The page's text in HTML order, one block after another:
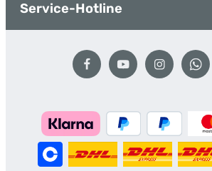
Service-Hotline